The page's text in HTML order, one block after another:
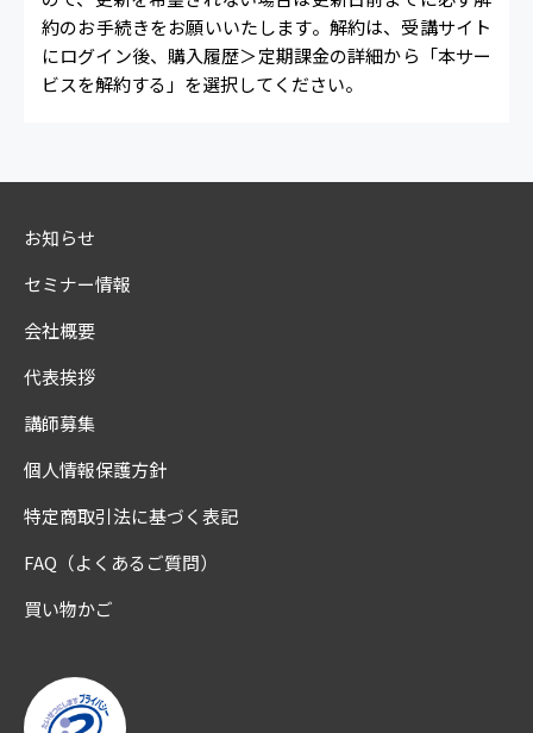
約のお手続きをお願いいたします。解約は、受講サイト
にログイン後、購入履歴＞定期課金の詳細から「本サー
ビスを解約する」を選択してください。
お知らせ
セミナー情報
会社概要
代表挨拶
講師募集
個人情報保護方針
特定商取引法に基づく表記
FAQ（よくあるご質問）
買い物かご